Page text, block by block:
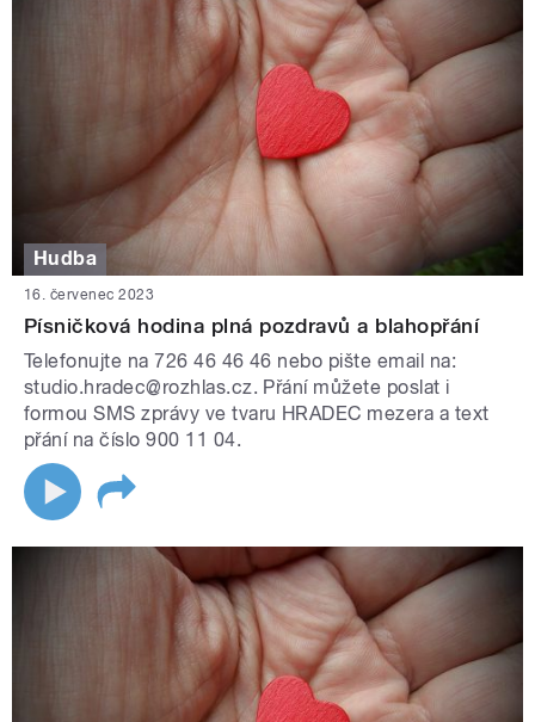
Hudba
16. červenec 2023
Písničková hodina plná pozdravů a blahopřání
Telefonujte na 726 46 46 46 nebo pište email na:
studio.hradec@rozhlas.cz. Přání můžete poslat i
formou SMS zprávy ve tvaru HRADEC mezera a text
přání na číslo 900 11 04.